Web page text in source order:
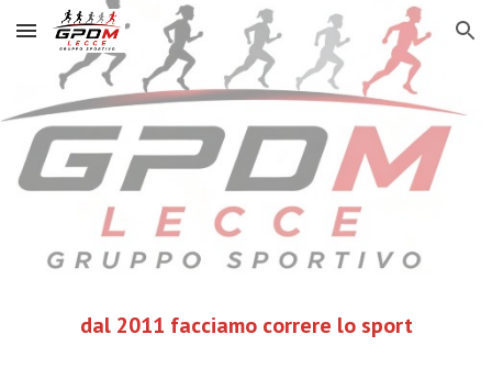
Skip to main content Skip to navigation
dal 2011 facciamo correre lo sport